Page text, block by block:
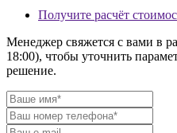
Получите расчёт
Менеджер свяжется с вами в
18:00), чтобы уточнить
решение.